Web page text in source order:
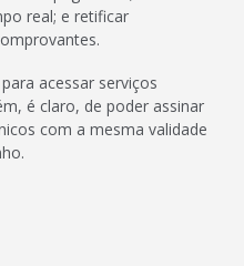
real; e retificar
acessar serviços
é claro, de poder assinar
com a mesma validade